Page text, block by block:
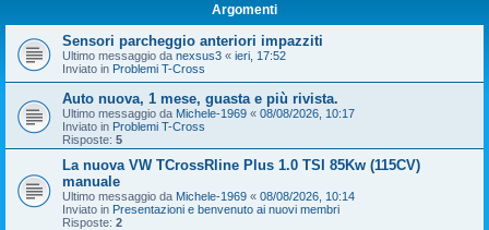
Argomenti
Sensori parcheggio anteriori impazziti
Ultimo messaggio da nexsus3 « ieri, 17:52
Inviato in Problemi T-Cross
Auto nuova, 1 mese, guasta e più rivista.
Ultimo messaggio da Michele-1969 « 08/08/2026, 10:17
Inviato in Problemi T-Cross
Risposte: 5
La nuova VW TCrossRline Plus 1.0 TSI 85Kw (115CV)
manuale
Ultimo messaggio da Michele-1969 « 08/08/2026, 10:14
Inviato in Presentazioni e benvenuto ai nuovi membri
Risposte: 2